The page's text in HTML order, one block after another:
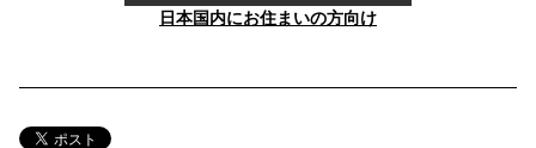
日本国内にお住まいの方向け